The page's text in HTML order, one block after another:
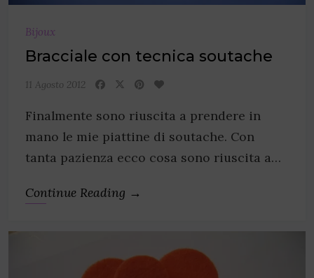
Bijoux
Bracciale con tecnica soutache
11 Agosto 2012
Finalmente sono riuscita a prendere in
mano le mie piattine di soutache. Con
tanta pazienza ecco cosa sono riuscita a…
Continue Reading →